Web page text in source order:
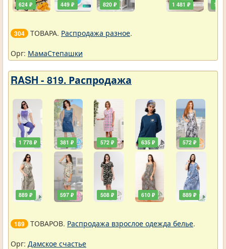
624 ₽ 449 ₽ 820 ₽ 1 481 ₽ 111
304 ТОВАРА. Распродажа разное.
Орг: МамаСтепашки
RASH - 819. Распродажа
1 778 ₽
889 ₽
381 ₽
597 ₽
572 ₽
508 ₽
635 ₽
610 ₽
572 ₽
889 ₽
189 ТОВАРОВ. Распродажа взрослое одежда белье.
Орг: Дамское счастье